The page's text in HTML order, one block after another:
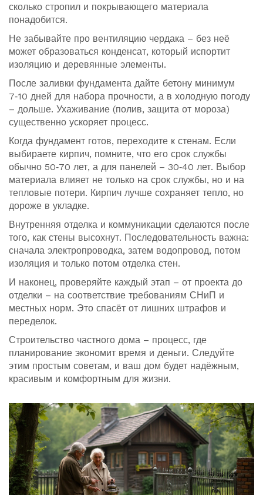
сколько стропил и покрывающего материала
понадобится.
Не забывайте про вентиляцию чердака – без неё
может образоваться конденсат, который испортит
изоляцию и деревянные элементы.
После заливки фундамента дайте бетону минимум
7‑10 дней для набора прочности, а в холодную погоду
– дольше. Ухаживание (полив, защита от мороза)
существенно ускоряет процесс.
Когда фундамент готов, переходите к стенам. Если
выбираете кирпич, помните, что его срок службы
обычно 50‑70 лет, а для панелей – 30‑40 лет. Выбор
материала влияет не только на срок службы, но и на
тепловые потери. Кирпич лучше сохраняет тепло, но
дороже в укладке.
Внутренняя отделка и коммуникации сделаются после
того, как стены высохнут. Последовательность важна:
сначала электропроводка, затем водопровод, потом
изоляция и только потом отделка стен.
И наконец, проверяйте каждый этап – от проекта до
отделки – на соответствие требованиям СНиП и
местных норм. Это спасёт от лишних штрафов и
переделок.
Строительство частного дома – процесс, где
планирование экономит время и деньги. Следуйте
этим простым советам, и ваш дом будет надёжным,
красивым и комфортным для жизни.